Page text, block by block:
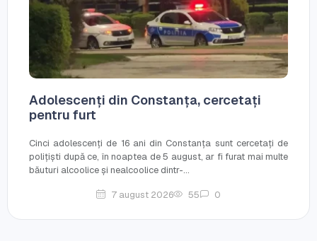
Adolescenți din Constanța, cercetați
pentru furt
Cinci adolescenți de 16 ani din Constanța sunt cercetați de
polițiști după ce, în noaptea de 5 august, ar fi furat mai multe
băuturi alcoolice și nealcoolice dintr-...
7 august 2026 55 0